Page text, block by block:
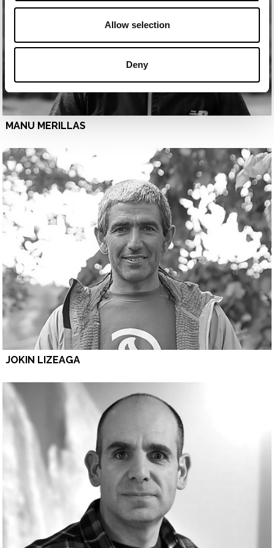
Allow selection
Deny
MANU MERILLAS
JOKIN LIZEAGA